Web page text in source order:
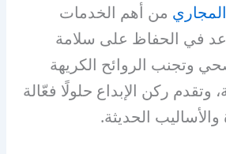
من أهم الخدمات
في الحفاظ على سلامة
وتجنب الروائح الكريهة
وتقدم ركن الإبداع حلولًا فعّالة
الحديثة.